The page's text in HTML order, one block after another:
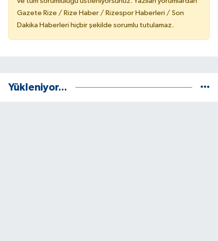
Gazete Rize / Rize Haber / Rizespor Haberleri / Son
Dakika Haberleri hiçbir şekilde sorumlu tutulamaz.
Yükleniyor...